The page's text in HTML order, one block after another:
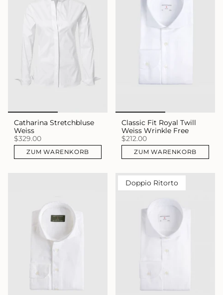
Catharina Stretchbluse
Weiss
$329.00
ZUM WARENKORB
Classic Fit Royal Twill
Weiss Wrinkle Free
$212.00
ZUM WARENKORB
Doppio Ritorto